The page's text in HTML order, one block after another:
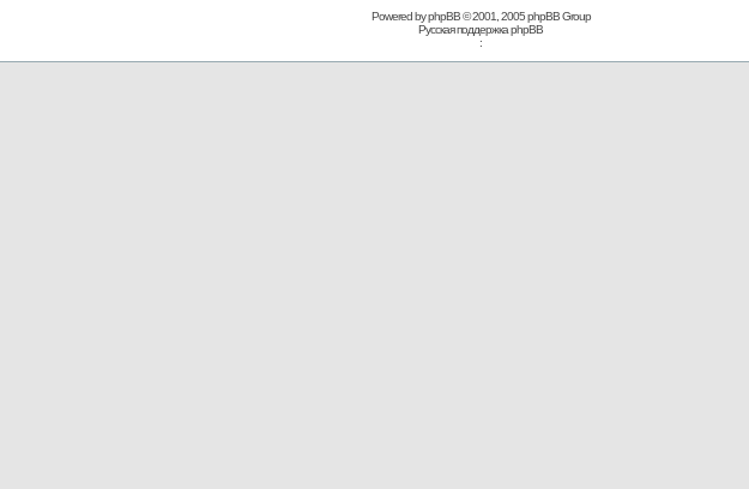
Powered by phpBB © 2001, 2005 phpBB Group
Русская поддержка phpBB
: